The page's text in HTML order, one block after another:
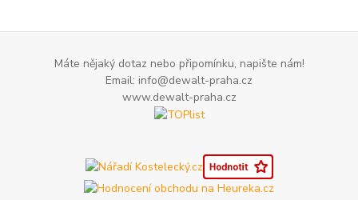
Máte nějaký dotaz nebo připomínku, napište nám!
Email: info@dewalt-praha.cz
www.dewalt-praha.cz